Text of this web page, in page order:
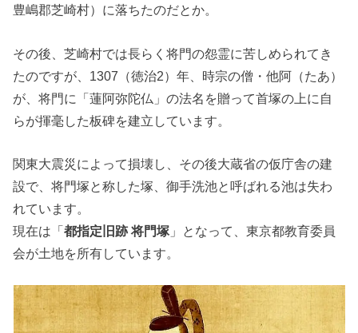
豊嶋郡芝崎村）に落ちたのだとか。
その後、芝崎村では長らく将門の怨霊に苦しめられてき
たのですが、1307（徳治2）年、時宗の僧・他阿（たあ）
が、将門に「蓮阿弥陀仏」の法名を贈って首塚の上に自
らが揮毫した板碑を建立しています。
関東大震災によって損壊し、その後大蔵省の仮庁舎の建
設で、将門塚と称した塚、御手洗池と呼ばれる池は失わ
れています。
現在は「都指定旧跡 将門塚 」となって、東京都教育委員
会が土地を所有しています。